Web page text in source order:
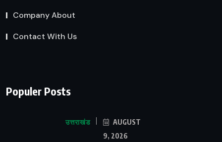
Company About
Contact With Us
Populer Posts
उत्तराखंड
AUGUST
9, 2026